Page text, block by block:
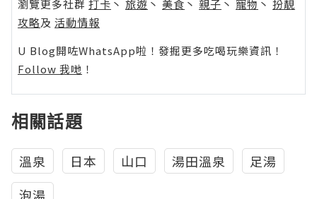
瀏覽更多社群 打卡 丶 旅遊 丶 美食 丶 親子 丶 寵物 丶 扮靚
攻略及 活動情報
U Blog開咗WhatsApp啦！發掘更多吃喝玩樂資訊！
Follow 我哋 ！
相關話題
溫泉 日本 山口 湯田溫泉
足湯
泡湯